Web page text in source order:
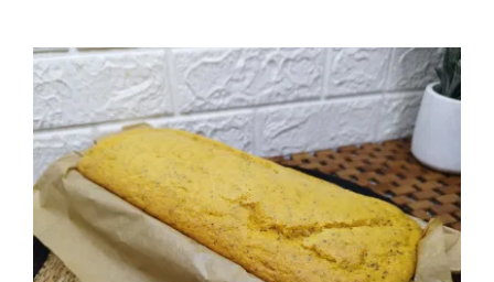
Sobre
Loja
Blog
Contactos